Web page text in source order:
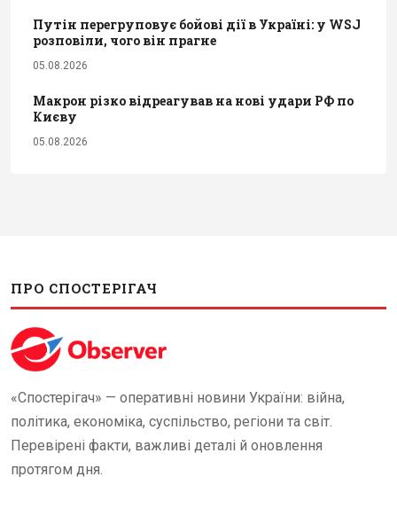
Путін перегруповує бойові дії в Україні: у WSJ
розповіли, чого він прагне
05.08.2026
Макрон різко відреагував на нові удари РФ по
Києву
05.08.2026
ПРО СПОСТЕРІГАЧ
«Спостерігач» — оперативні новини України: війна,
політика, економіка, суспільство, регіони та світ.
Перевірені факти, важливі деталі й оновлення
протягом дня.